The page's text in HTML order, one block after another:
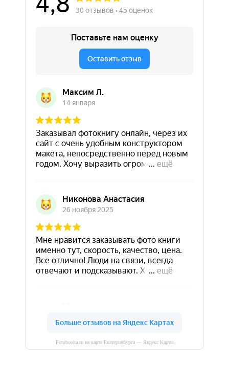
Fotobooka.ru на карте Екатеринбурга — Яндекс Карты